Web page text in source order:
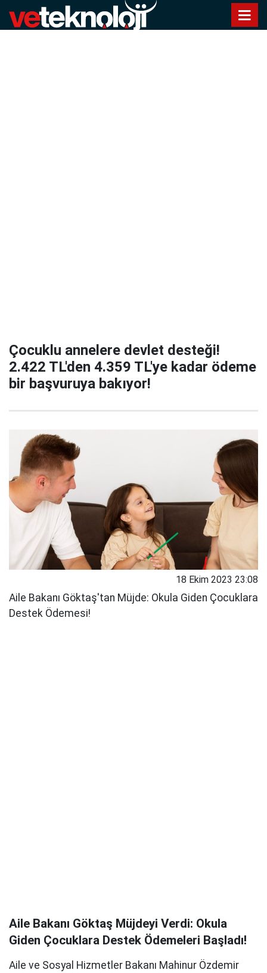
Çocuklu annelere devlet desteği!
2.422 TL'den 4.359 TL'ye kadar ödeme
bir başvuruya bakıyor!
18 Ekim 2023 23:08
Aile Bakanı Göktaş'tan Müjde: Okula Giden Çocuklara
Destek Ödemesi!
Aile Bakanı Göktaş Müjdeyi Verdi: Okula
Giden Çocuklara Destek Ödemeleri Başladı!
Aile ve Sosyal Hizmetler Bakanı Mahinur Özdemir